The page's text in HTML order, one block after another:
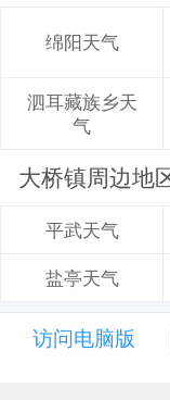
绵阳天气
泗耳藏族乡天
气
大桥镇周边地
平武天气
盐亭天气
访问电脑版